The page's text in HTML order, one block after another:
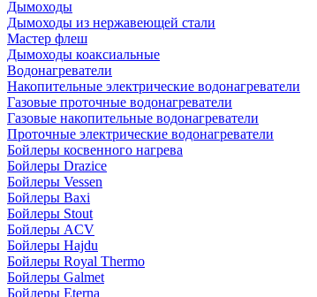
Дымоходы
Дымоходы из нержавеющей стали
Мастер флеш
Дымоходы коаксиальные
Водонагреватели
Накопительные электрические водонагреватели
Газовые проточные водонагреватели
Газовые накопительные водонагреватели
Проточные электрические водонагреватели
Бойлеры косвенного нагрева
Бойлеры Drazice
Бойлеры Vessen
Бойлеры Baxi
Бойлеры Stout
Бойлеры ACV
Бойлеры Hajdu
Бойлеры Royal Thermo
Бойлеры Galmet
Бойлеры Eterna